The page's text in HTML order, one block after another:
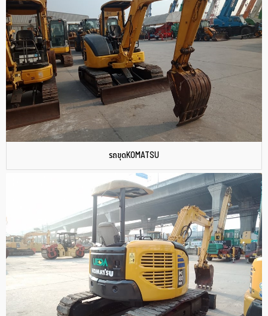
รถขุดKOMATSU